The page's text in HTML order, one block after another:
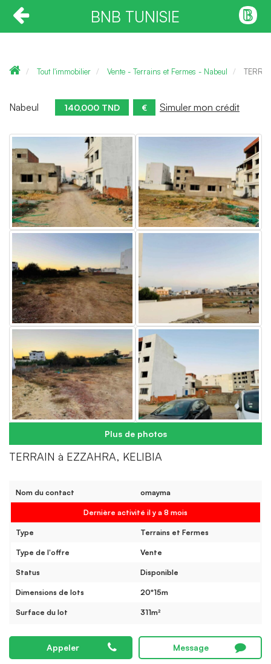
BNB TUNISIE
Tout l'immobilier Vente - Terrains et Fermes - Nabeul
Nabeul 140,000 TND € Simuler mon crédit
Plus de photos
TERRAIN à EZZAHRA, KELIBIA
Nom du contact omayma
Dernière activité il y a 8 mois
Type Terrains et Fermes
Type de l'offre Vente
Status Disponible
Dimensions de lots 20*15m
Surface du lot 311m²
Appeler Message